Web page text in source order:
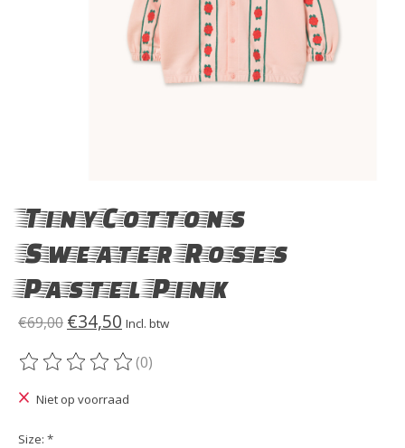
TinyCottons
Sweater Roses
Pastel Pink
€69,00 €34,50 Incl. btw
De beoordeling van dit product is
(0)
Niet op voorraad
Size: *